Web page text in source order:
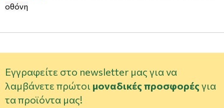
οθόνη
Εγγραφείτε στο newsletter μας για να
λαμβάνετε πρώτοι μοναδικές προσφορές για
τα προϊόντα μας!